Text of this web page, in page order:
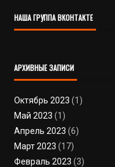
НАША ГРУППА ВКОНТАКТЕ
АРХИВНЫЕ ЗАПИСИ
Октябрь 2023 (1)
Май 2023 (1)
Апрель 2023 (6)
Март 2023 (17)
Февраль 2023 (3)